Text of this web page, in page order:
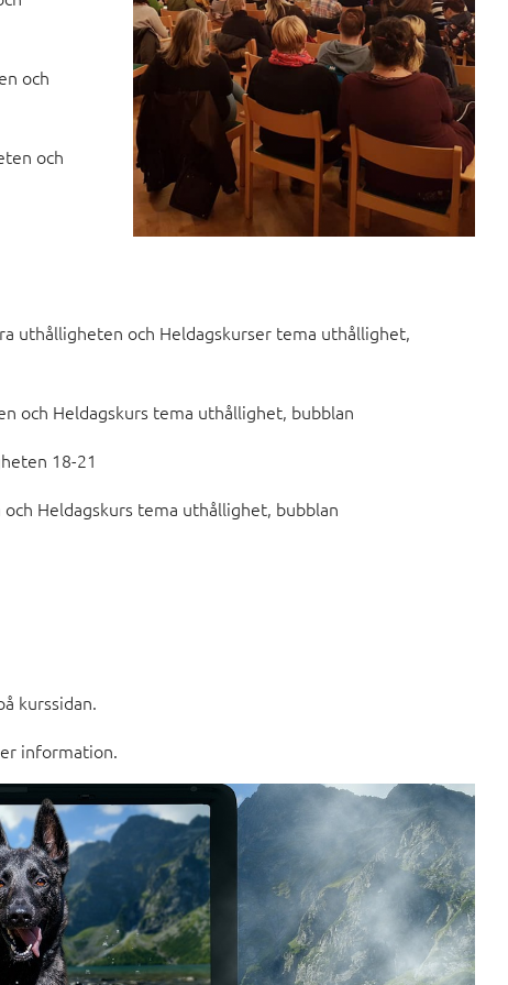
och
och
uthålligheten och Heldagskurser tema uthållighet,
och Heldagskurs tema uthållighet, bubblan
18-21
Heldagskurs tema uthållighet, bubblan
kurssidan.
information.